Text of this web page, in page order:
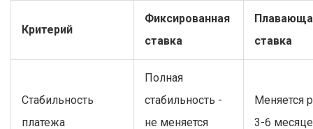
Критерий
Фиксированная
ставка
ставка
Стабильность
платежа
Полная
стабильность -
не меняется
Меняется
3-6